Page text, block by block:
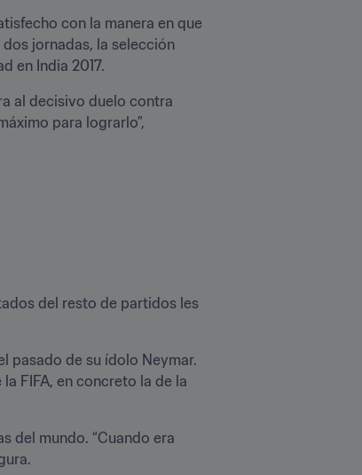
con la manera en que
jornadas, la selección
en India 2017.
al decisivo duelo contra
para lograrlo”,
del resto de partidos les
pasado de su ídolo Neymar.
FIFA, en concreto la de la
del mundo. “Cuando era